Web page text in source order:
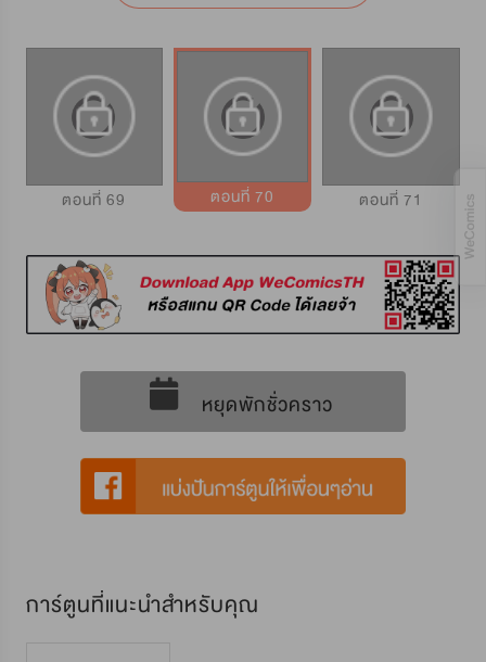
ตอนที่ 69 ตอนที่ 70 ตอนที่ 71
หยุดพักชั่วคราว
การ์ตูนที่แนะนำสำหรับคุณ